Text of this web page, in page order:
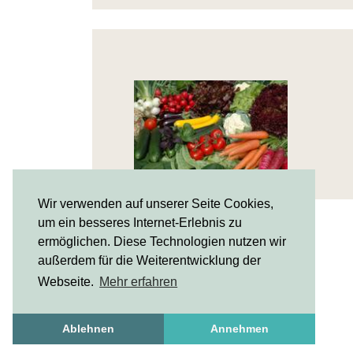
Wir verwenden auf unserer Seite Cookies,
um ein besseres Internet-Erlebnis zu
ermöglichen. Diese Technologien nutzen wir
außerdem für die Weiterentwicklung der
Webseite. Mehr erfahren
Ablehnen Annehmen